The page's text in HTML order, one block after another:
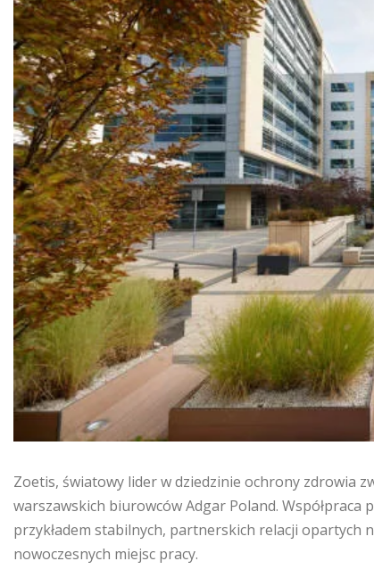
Zoetis, światowy lider w dziedzinie ochrony zdrowia
warszawskich biurowców Adgar Poland.
przykładem stabilnych, partnerskich relacji
nowoczesnych miejsc pracy.